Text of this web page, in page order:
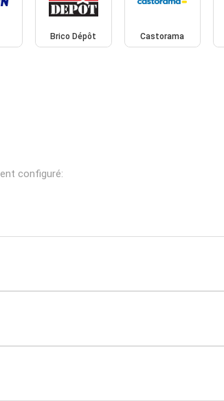
Brico Dépôt Castorama
configuré: